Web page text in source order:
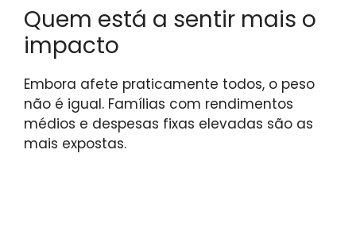
Quem está a sentir mais o
impacto
Embora afete praticamente todos, o peso
não é igual. Famílias com rendimentos
médios e despesas fixas elevadas são as
mais expostas.